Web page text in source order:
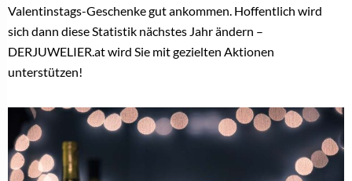
Valentinstags-Geschenke gut ankommen. Hoffentlich wird
sich dann diese Statistik nächstes Jahr ändern –
DERJUWELIER.at wird Sie mit gezielten Aktionen
unterstützen!